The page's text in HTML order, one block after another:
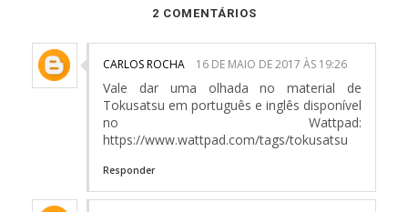
2 COMENTÁRIOS
CARLOS ROCHA 16 DE MAIO DE 2017 ÀS 19:26
Vale dar uma olhada no material de
Tokusatsu em português e inglês disponível
no Wattpad:
https://www.wattpad.com/tags/tokusatsu
Responder